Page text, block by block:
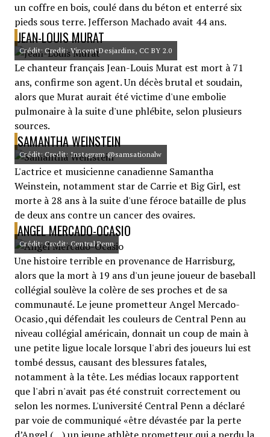
un coffre en bois, coulé dans du béton et enterré six
pieds sous terre. Jefferson Machado avait 44 ans.
JEAN-LOUIS MURAT
Crédit: Credit: Vincent Desjardins, CC BY 2.0
Le chanteur français Jean-Louis Murat est mort à 71
ans, confirme son agent. Un décès brutal et soudain,
alors que Murat aurait été victime d'une embolie
pulmonaire à la suite d'une phlébite, selon plusieurs
sources.
SAMANTHA WEINSTEIN
Crédit: Credit: Instagram @samsationalw
L'actrice et musicienne canadienne Samantha
Weinstein, notamment star de Carrie et Big Girl, est
morte à 28 ans à la suite d'une féroce bataille de plus
de deux ans contre un cancer des ovaires.
ANGEL MERCADO-OCASIO
Crédit: Credit: Central Penn
Une histoire terrible en provenance de Harrisburg,
alors que la mort à 19 ans d'un jeune joueur de baseball
collégial soulève la colère de ses proches et de sa
communauté. Le jeune prometteur Angel Mercado-
Ocasio ,qui défendait les couleurs de Central Penn au
niveau collégial américain, donnait un coup de main à
une petite ligue locale lorsque l'abri des joueurs lui est
tombé dessus, causant des blessures fatales,
notamment à la tête. Les médias locaux rapportent
que l'abri n'avait pas été construit correctement ou
selon les normes. L'université Central Penn a déclaré
par voie de communiqué «être dévastée par la perte